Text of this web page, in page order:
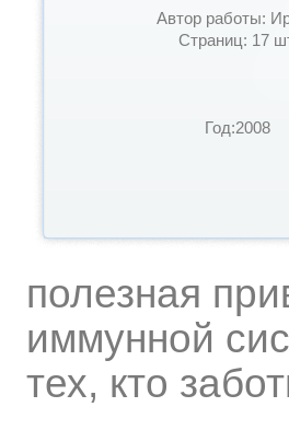
Автор работы:
Страниц: 17
Год:2008
полезная
иммунной
тех, кто